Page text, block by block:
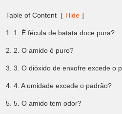
Table of Content [ Hide ]
1. 1. É fécula de batata doce pura?
2. 2. O amido é puro?
3. 3. O dióxido de enxofre excede o
4. 4. A umidade excede o padrão?
5. 5. O amido tem odor?